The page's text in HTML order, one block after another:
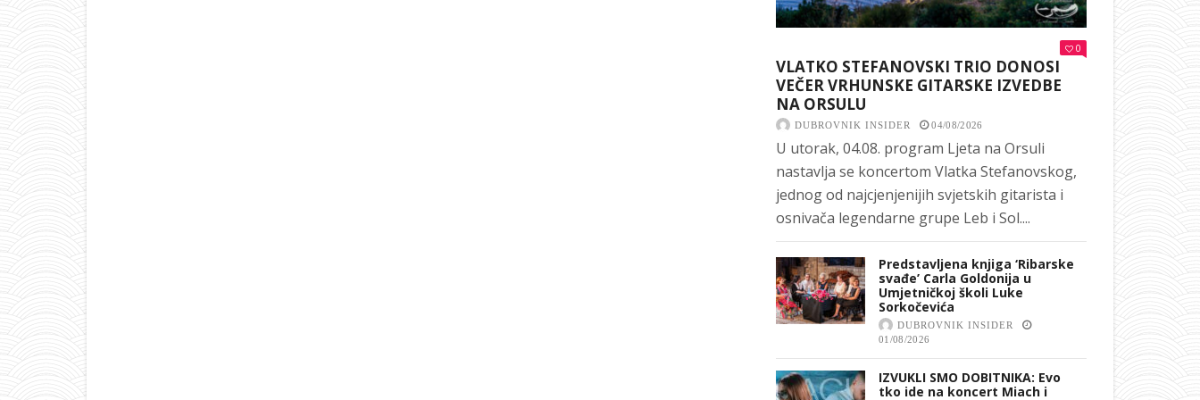
0
VLATKO STEFANOVSKI TRIO DONOSI
VEČER VRHUNSKE GITARSKE IZVEDBE
NA ORSULU
DUBROVNIK INSIDER 04/08/2026
U utorak, 04.08. program Ljeta na Orsuli
nastavlja se koncertom Vlatka Stefanovskog,
jednog od najcjenjenijih svjetskih gitarista i
osnivača legendarne grupe Leb i Sol....
Predstavljena knjiga ‘Ribarske
svađe’ Carla Goldonija u
Umjetničkoj školi Luke
Sorkočevića
DUBROVNIK INSIDER
01/08/2026
IZVUKLI SMO DOBITNIKA: Evo
tko ide na koncert Miach i